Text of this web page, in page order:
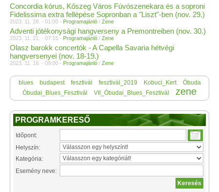
Concordia kórus, Kőszeg Város Fúvószenekara és a soproni
Fidelissima extra fellépése Sopronban a "Liszt"-ben (nov. 29.)
2023. 11. 28. - 01:00 - Programajánló / Zene
Adventi jótékonysági hangverseny a Premontreiben (nov. 30.)
2023. 11. 21. - 07:15 - Programajánló / Zene
Olasz barokk concertók - A Capella Savaria hétvégi
hangversenyei (nov. 18-19.)
2023. 11. 16. - 09:00 - Programajánló / Zene
blues budapest fesztivál fesztivál_2019 Kobuci_Kert
Óbuda
Óbudai_Blues_Fesztivál
VII_Óbudai_Blues_Fesztivál zene
PROGRAMKERESŐ
Időpont:
Helyszín:
Kategória:
Esemény neve: